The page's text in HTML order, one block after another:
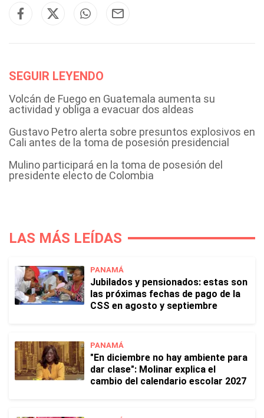
SEGUIR LEYENDO
Volcán de Fuego en Guatemala aumenta su
actividad y obliga a evacuar dos aldeas
Gustavo Petro alerta sobre presuntos explosivos en
Cali antes de la toma de posesión presidencial
Mulino participará en la toma de posesión del
presidente electo de Colombia
LAS MÁS LEÍDAS
PANAMÁ
Jubilados y pensionados: estas son
las próximas fechas de pago de la
CSS en agosto y septiembre
PANAMÁ
"En diciembre no hay ambiente para
dar clase": Molinar explica el
cambio del calendario escolar 2027